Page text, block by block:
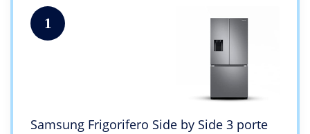
1
Samsung Frigorifero Side by Side 3 porte